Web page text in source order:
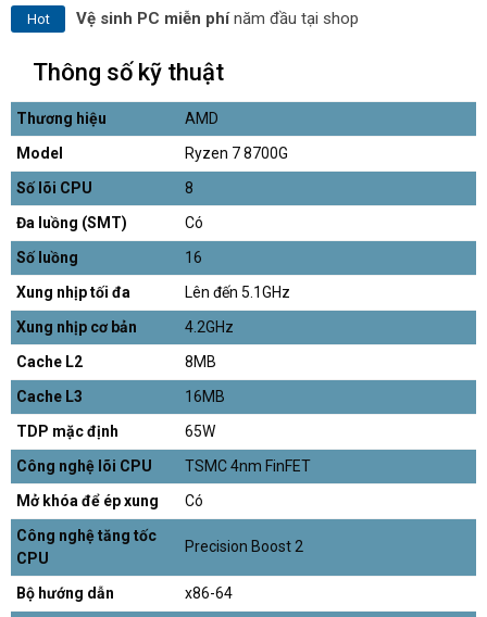
Hot Vệ sinh PC miễn phínăm đầu tại shop
Thông số kỹ thuật
Thương hiệu
AMD
Model
Ryzen 7 8700G
Số lõi CPU
8
Đa luồng (SMT)
Có
Số luồng
16
Xung nhịp tối đa
Lên đến 5.1GHz
Xung nhịp cơ bản
4.2GHz
Cache L2
8MB
Cache L3
16MB
TDP mặc định
65W
Công nghệ lõi CPU
TSMC 4nm FinFET
Mở khóa để ép xung
Có
Công nghệ tăng tốc
CPU
Precision Boost 2
Bộ hướng dẫn
x86-64